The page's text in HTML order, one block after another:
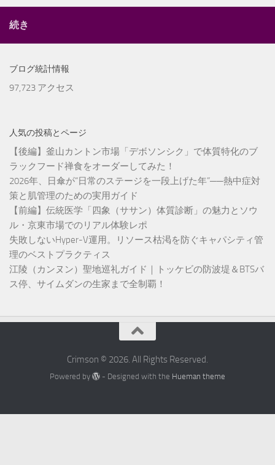
続き
ブログ統計情報
97,723 アクセス
人気の投稿とページ
【後編】釜山カントン市場「デボソンシク」で体質特化のブ
ラックフード禅食をオーダーしてみた！
2026年、日傘が“日常のステージを一段上げた年”──熱中症対
策と肌管理のための実用ガイド
【前編】伝統医学「四象（ササン）体質診断」の魅力とソウ
ル・京東市場でのリアル体験レポ
失敗しないHyper-V運用。リソース枯渇を防ぐキャパシティ管
理のベストプラクティス
江陵（カンヌン）聖地巡礼ガイド｜トッケビの防波堤＆BTSバ
ス停、サイムダンの生家まで全制覇！
Crimson © 2026. All Rights Reserved.
Powered by - Designed with the Hueman theme